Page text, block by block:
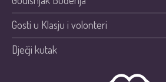
Gosti u Klasju i volonteri
Dječji kutak